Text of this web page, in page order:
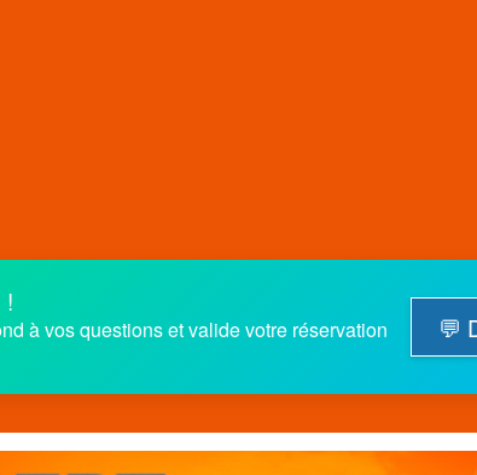
!
à vos questions et valide votre réservation
💬